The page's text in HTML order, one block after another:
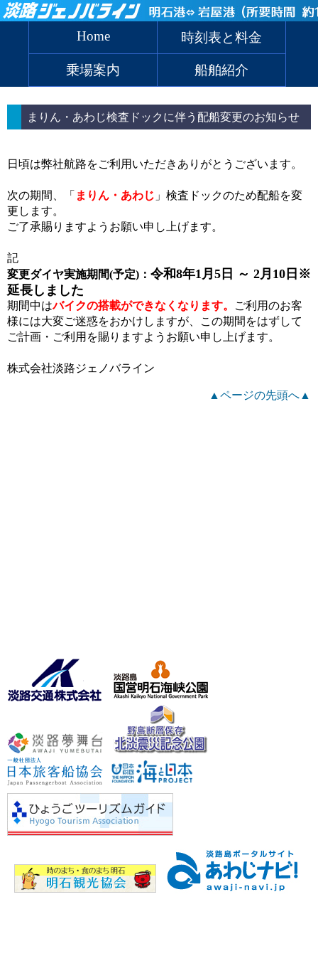
Home 時刻表と料金
乗場案内 船舶紹介
まりん・あわじ検査ドックに伴う配船変更のお知らせ
日頃は弊社航路をご利用いただきありがとうございます。
次の期間、「 まりん・あわじ 」検査ドックのため配船を変
更します。
ご了承賜りますようお願い申し上げます。
記
変更ダイヤ実施期間(予定)： 令和8年1月5日 ～ 2月10日※
延長しました
期間中はバイクの搭載ができなくなります。
ご利用のお客
様には大変ご迷惑をおかけしますが、この期間をはずして
ご計画・ご利用を賜りますようお願い申し上げます。
株式会社淡路ジェノバライン
▲ページの先頭へ▲